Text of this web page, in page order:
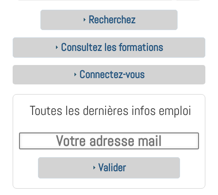
Recherchez
Consultez les formations
Connectez-vous
Toutes les dernières infos emploi
Valider